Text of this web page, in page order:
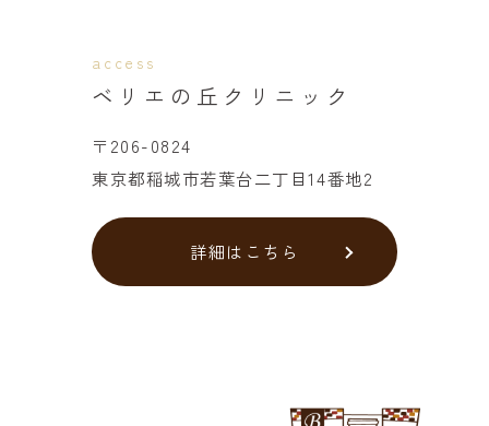
access
ベリエの丘クリニック
〒206-0824
東京都稲城市若葉台二丁目14番地2
詳細はこちら